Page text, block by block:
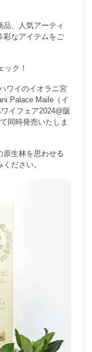
、人気アーティ
彩なアイテムをご
ック！
ワイのイオラニ宮
Palace Maile （イ
イフェア2024@阪
同時発売いたしま
原生林を思わせる
ださい。